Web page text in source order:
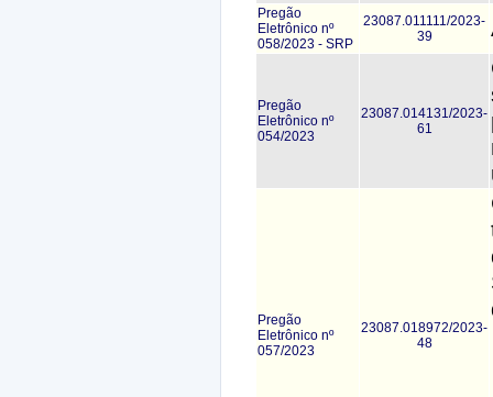
Pregão
Eletrônico nº
058/2023 - SRP
23087.011111/2023-
39
Pregão
Eletrônico nº
054/2023
23087.014131/2023-
61
Pregão
Eletrônico nº
057/2023
23087.018972/2023-
48